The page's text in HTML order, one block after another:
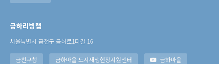
금하리빙랩
서울특별시 금천구 금하로1다길 16
금천구청 금하마을 도시재생현장지원센터 금하마을